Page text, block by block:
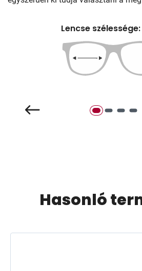
Lencse szélessége:
Hasonló